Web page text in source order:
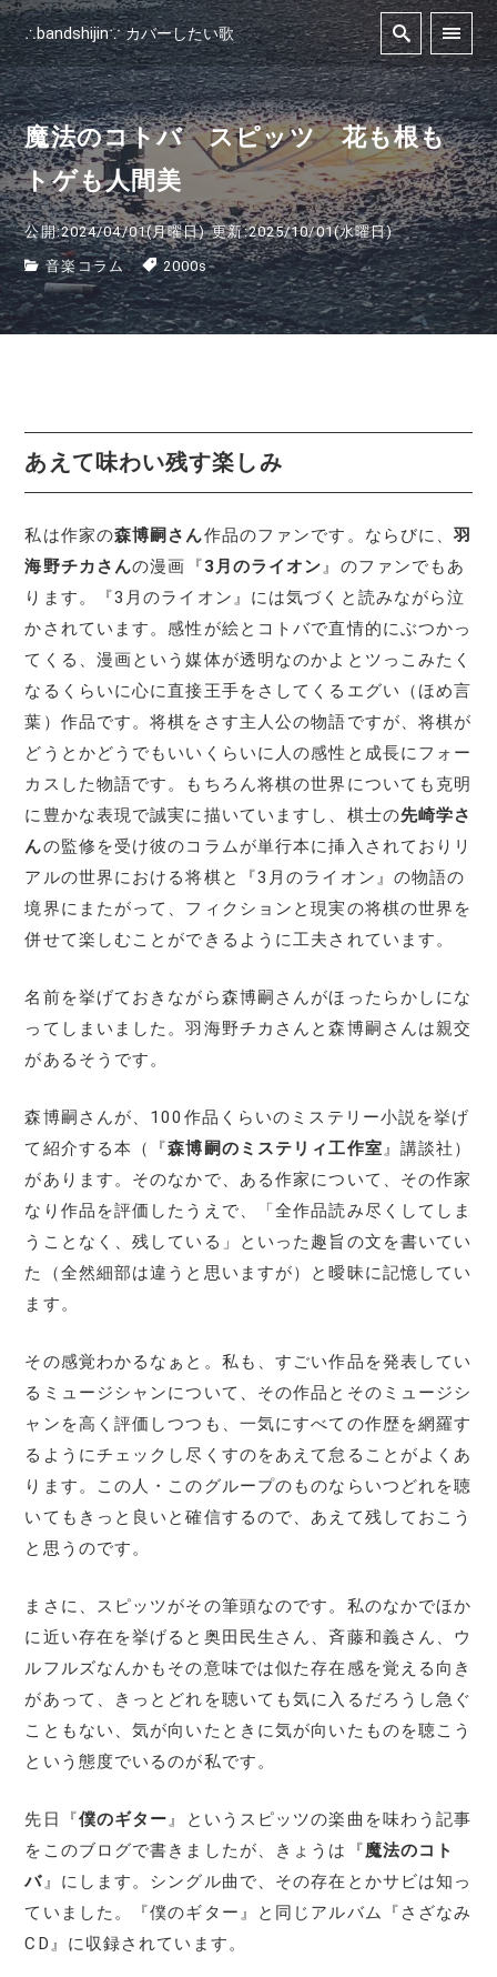
∴bandshijin∵ カバーしたい歌
魔法のコトバ スピッツ 花も根も
トゲも人間美
公開:2024/04/01(月曜日) 更新:2025/10/01(水曜日)
音楽コラム 2000s
あえて味わい残す楽しみ
私は作家の森博嗣さん作品のファンです。ならびに、羽
海野チカさんの漫画『3月のライオン』のファンでもあ
ります。『3月のライオン』には気づくと読みながら泣
かされています。感性が絵とコトバで直情的にぶつかっ
てくる、漫画という媒体が透明なのかよとツっこみたく
なるくらいに心に直接王手をさしてくるエグい（ほめ言
葉）作品です。将棋をさす主人公の物語ですが、将棋が
どうとかどうでもいいくらいに人の感性と成長にフォー
カスした物語です。もちろん将棋の世界についても克明
に豊かな表現で誠実に描いていますし、棋士の先崎学さ
んの監修を受け彼のコラムが単行本に挿入されておりリ
アルの世界における将棋と『3月のライオン』の物語の
境界にまたがって、フィクションと現実の将棋の世界を
併せて楽しむことができるように工夫されています。
名前を挙げておきながら森博嗣さんがほったらかしにな
ってしまいました。羽海野チカさんと森博嗣さんは親交
があるそうです。
森博嗣さんが、100作品くらいのミステリー小説を挙げ
て紹介する本（『森博嗣のミステリィ工作室』講談社）
があります。そのなかで、ある作家について、その作家
なり作品を評価したうえで、「全作品読み尽くしてしま
うことなく、残している」といった趣旨の文を書いてい
た（全然細部は違うと思いますが）と曖昧に記憶してい
ます。
その感覚わかるなぁと。私も、すごい作品を発表してい
るミュージシャンについて、その作品とそのミュージシ
ャンを高く評価しつつも、一気にすべての作歴を網羅す
るようにチェックし尽くすのをあえて怠ることがよくあ
ります。この人・このグループのものならいつどれを聴
いてもきっと良いと確信するので、あえて残しておこう
と思うのです。
まさに、スピッツがその筆頭なのです。私のなかでほか
に近い存在を挙げると奥田民生さん、斉藤和義さん、ウ
ルフルズなんかもその意味では似た存在感を覚える向き
があって、きっとどれを聴いても気に入るだろうし急ぐ
こともない、気が向いたときに気が向いたものを聴こう
という態度でいるのが私です。
先日『僕のギター』というスピッツの楽曲を味わう記事
をこのブログで書きましたが、きょうは『魔法のコト
バ』にします。シングル曲で、その存在とかサビは知っ
ていました。『僕のギター』と同じアルバム『さざなみ
CD』に収録されています。